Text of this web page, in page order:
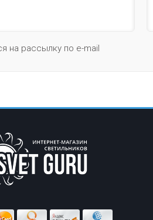
на рассылку по e-mail